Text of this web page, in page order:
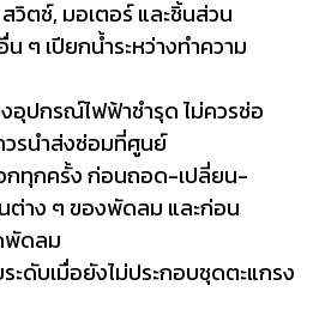
วิตช์, มอเตอร์ และชิ้นส่วน
ๆ เปียกน้ำระหว่างทำความ
อุปกรณ์ไฟฟ้าชำรุด ไม่ควรช่อ
รนำส่งซ่อมที่ศูนย์
ทุกครั้ง ก่อนถอด-เปลี่ยน-
ต่าง ๆ ของพัดลม และก่อน
พัดลม
ะดับเมื่อยังไม่ประกอบชุดตะแกรง